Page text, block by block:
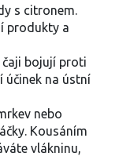
s citronem.
produkty a
bojují proti
na ústní
nebo
Kousáním
vlákninu,